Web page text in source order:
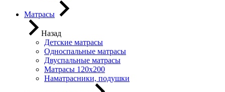
Матрасы
Назад
Детские матрасы
Односпальные матрасы
Двуспальные матрасы
Матрасы 120х200
Наматрасники, подушки